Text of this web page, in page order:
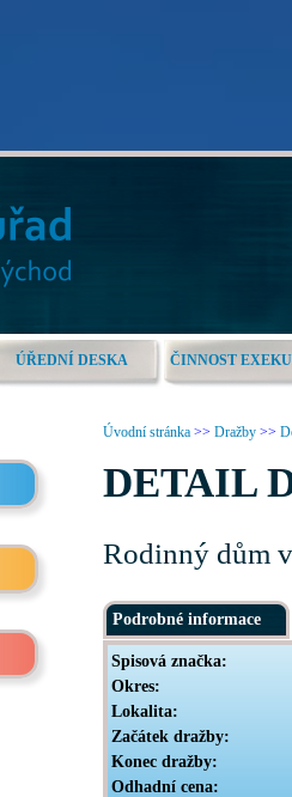
ÚŘEDNÍ DESKA ČINNOST
Úvodní stránka >> Dražby >>
DETAIL
Rodinný dům
Podrobné informace
Spisová značka:
Okres:
Lokalita:
Začátek dražby:
Konec dražby:
Odhadní cena: